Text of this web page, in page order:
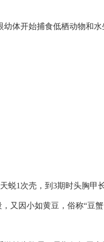
体开始捕食低栖动物和
蜕1次壳，到3期时头胸
又因小如黄豆，俗称“豆蟹